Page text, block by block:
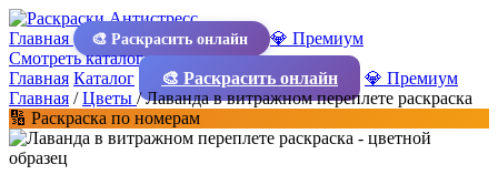
Главная 🎨 Раскрасить онлайн
💎 Премиум
Смотреть каталог
Главная Каталог 🎨 Раскрасить онлайн
💎 Премиум
Главная /Цветы /Лаванда в витражном переплете раскраска
🔢 Раскраска по номерам